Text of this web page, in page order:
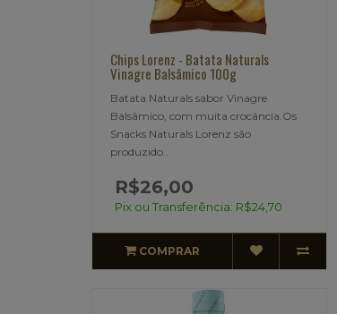
Chips Lorenz - Batata Naturals
Vinagre Balsâmico 100g
Batata Naturals sabor Vinagre
Balsâmico, com muita crocância.Os
Snacks Naturals Lorenz são
produzido..
R$26,00
Pix ou Transferência: R$24,70
COMPRAR